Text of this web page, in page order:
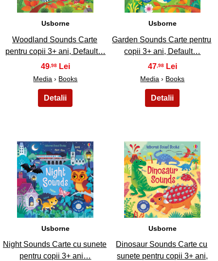
Usborne
Woodland Sounds Carte
pentru copii 3+ ani, Default…
49,98
Media › Books
Usborne
Garden Sounds Carte pentru
copii 3+ ani, Default…
47,98
Media › Books
7
Usborne
Night Sounds Carte cu sunete
pentru copii 3+ ani…
8
Usborne
Dinosaur Sounds Carte cu
sunete pentru copii 3+ ani,